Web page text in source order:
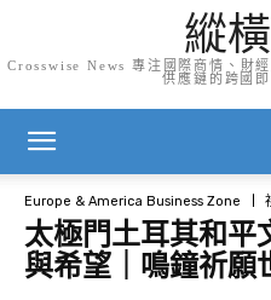
縱
Crosswise News 專注國際商情、財
供應鏈的跨國
Europe & America Business Zone
太極門土耳其和平
與希望｜鳴鐘祈願